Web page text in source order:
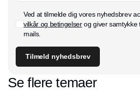
Ved at tilmelde dig vores nyhedsbrev
vilkår og betingelserog giver samtykke
mails.
Tilmeld nyhedsbrev
Se flere temaer